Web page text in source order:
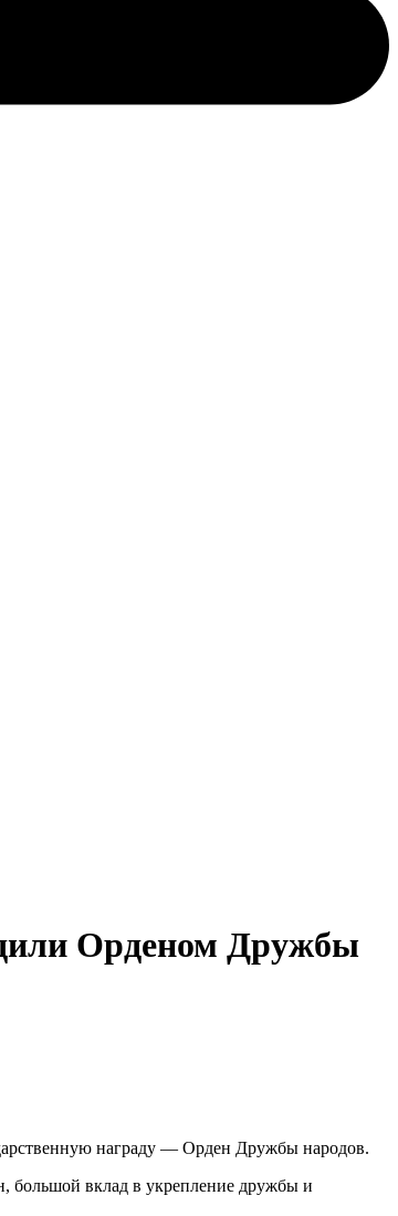
Орденом Дружбы
награду — Орден Дружбы народов.
большой вклад в укрепление дружбы и